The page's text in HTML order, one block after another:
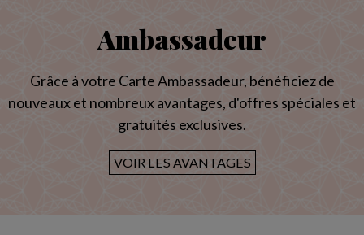
Ambassadeur
Grâce à votre Carte Ambassadeur, bénéficiez de
nouveaux et nombreux avantages, d'offres spéciales et
gratuités exclusives.
VOIR LES AVANTAGES